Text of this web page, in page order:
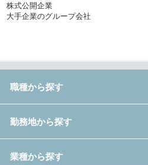
株式公開企業
大手企業のグループ会社
職種から探す
勤務地から探す
業種から探す